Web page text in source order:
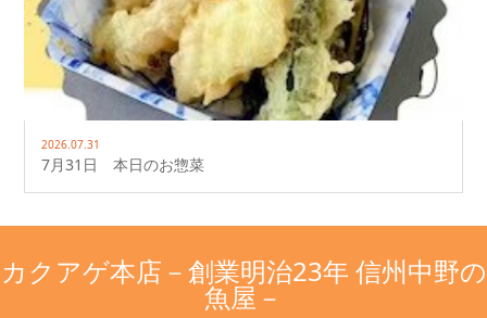
2026.07.31
7月31日 本日のお惣菜
カクアゲ本店－創業明治23年 信州中野の
魚屋－